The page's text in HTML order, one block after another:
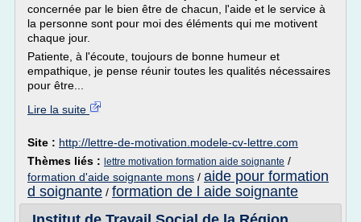
concernée par le bien être de chacun, l'aide et le service à
la personne sont pour moi des éléments qui me motivent
chaque jour.
Patiente, à l'écoute, toujours de bonne humeur et
empathique, je pense réunir toutes les qualités nécessaires
pour être...
Lire la suite
Site : http://lettre-de-motivation.modele-cv-lettre.com
Thèmes liés : lettre motivation formation aide soignante /
formation d'aide soignante mons / aide pour formation
d soignante / formation de l aide soignante